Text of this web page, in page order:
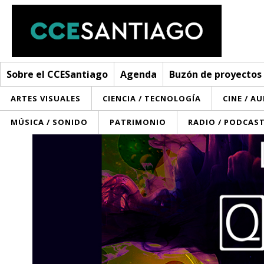
Sobre el CCESantiago Agenda Buzón de proyectos
ARTES VISUALES CIENCIA / TECNOLOGÍA CINE /
MÚSICA / SONIDO PATRIMONIO RADIO / PODCAST
Sobre el CCESantiago
> Ir a Sobre el CCESantiago
¿Cómo trabajamos?
Buzón de proyectos